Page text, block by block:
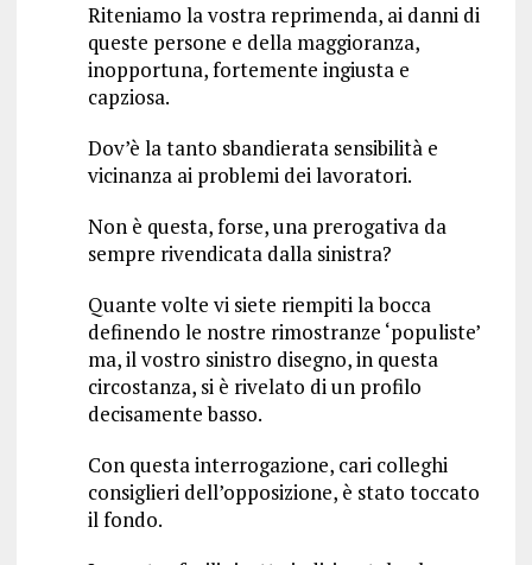
Riteniamo la vostra reprimenda, ai danni di
queste persone e della maggioranza,
inopportuna, fortemente ingiusta e
capziosa.
Dov’è la tanto sbandierata sensibilità e
vicinanza ai problemi dei lavoratori.
Non è questa, forse, una prerogativa da
sempre rivendicata dalla sinistra?
Quante volte vi siete riempiti la bocca
definendo le nostre rimostranze ‘populiste’
ma, il vostro sinistro disegno, in questa
circostanza, si è rivelato di un profilo
decisamente basso.
Con questa interrogazione, cari colleghi
consiglieri dell’opposizione, è stato toccato
il fondo.